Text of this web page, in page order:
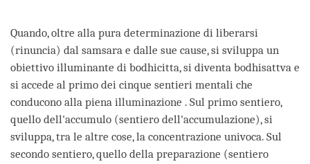
Quando, oltre alla pura determinazione di liberarsi
(rinuncia) dal samsara e dalle sue cause, si sviluppa un
obiettivo illuminante di bodhicitta, si diventa bodhisattva e
si accede al primo dei cinque sentieri mentali che
conducono alla piena illuminazione . Sul primo sentiero,
quello dell'accumulo (sentiero dell'accumulazione), si
sviluppa, tra le altre cose, la concentrazione univoca. Sul
secondo sentiero, quello della preparazione (sentiero